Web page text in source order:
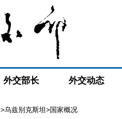
外交部长 外交动态
>乌兹别克斯坦>国家概况